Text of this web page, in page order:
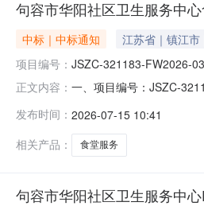
句容市华阳社区卫生服务中
中标｜中标通知 江苏省｜镇江市
项目编号： JSZC-321183-FW2026-
正文内容： 一、项目编号：JSZC-
览、住宿和餐饮服务/餐饮
发布时间： 2026-07-15 10:41
相关产品：
食堂服务
句容市华阳社区卫生服务中